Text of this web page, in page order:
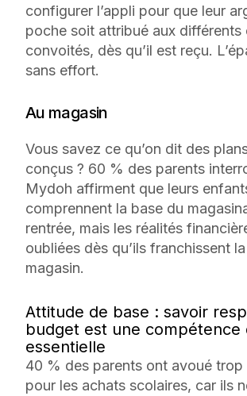
configurer l’appli pour que leur
poche soit attribué aux différents
convoités, dès qu’il est reçu.
sans effort.
Au magasin
Vous savez ce qu’on dit des
conçus ? 60 % des parents
Mydoh affirment que leurs
comprennent la base du
rentrée, mais les réalités
oubliées dès qu’ils franchissent
magasin.
Attitude de base : savoir
budget est une compétence
essentielle
40 % des parents ont avoué trop
pour les achats scolaires, car ils